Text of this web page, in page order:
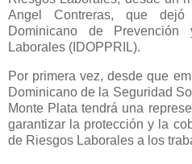
Angel Contreras, que
Dominicano de
Laborales (IDOPPRIL).
Por primera vez, desde que
Dominicano de la Seguridad
Monte Plata tendrá una
garantizar la protección y la
de Riesgos Laborales a los